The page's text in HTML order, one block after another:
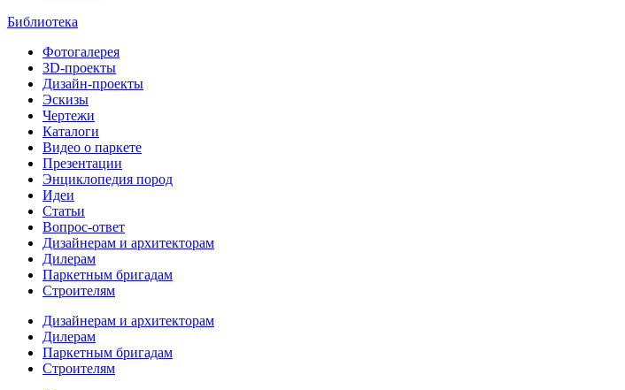
Библиотека
Фотогалерея
3D-проекты
Дизайн-проекты
Эскизы
Чертежи
Каталоги
Видео о паркете
Презентации
Энциклопедия пород
Идеи
Статьи
Вопрос-ответ
Дизайнерам и архитекторам
Дилерам
Паркетным бригадам
Строителям
Дизайнерам и архитекторам
Дилерам
Паркетным бригадам
Строителям